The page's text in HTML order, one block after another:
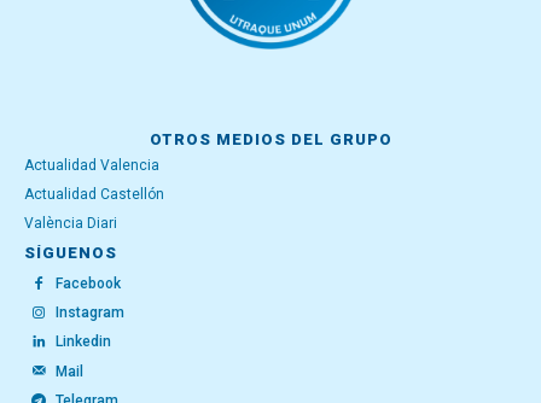
OTROS MEDIOS DEL GRUPO
Actualidad Valencia
Actualidad Castellón
València Diari
SÍGUENOS
Facebook
Instagram
Linkedin
Mail